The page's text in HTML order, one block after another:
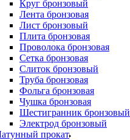
Круг бронзовый
Лента бронзовая
Лист бронзовый
Плита бронзовая
Проволока бронзовая
Сетка бронзовая
Слиток бронзовый
Труба бронзовая
Фольга бронзовая
Чушка бронзовая
Шестигранник бронзовый
Электрод бронзовый
прокат